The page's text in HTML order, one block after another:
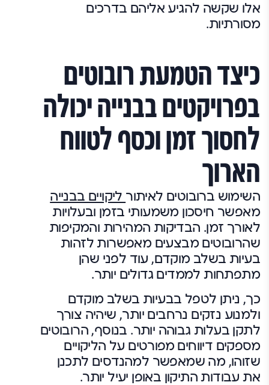
אלו שקשה להגיע אליהם בדרכים
מסורתיות.
כיצד הטמעת רובוטים
בפרויקטים בבנייה יכולה
לחסוך זמן וכסף לטווח
הארוך
השימוש ברובוטים לאיתור ליקויים בבנייה
מאפשר חיסכון משמעותי בזמן ובעלויות
לאורך זמן. הבדיקות המהירות והמקיפות
שהרובוטים מבצעים מאפשרות לזהות
בעיות בשלב מוקדם, עוד לפני שהן
מתפתחות לממדים גדולים יותר.
כך, ניתן לטפל בבעיות בשלב מוקדם
ולמנוע נזקים נרחבים יותר, שיהיה צורך
לתקן בעלות גבוהה יותר. בנוסף, הרובוטים
מספקים דיווחים מפורטים על הליקויים
שזוהו, מה שמאפשר למהנדסים לתכנן
את עבודות התיקון באופן יעיל יותר.